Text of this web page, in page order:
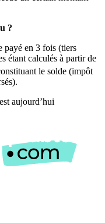
?
payé en 3 fois (tiers
étant calculés à partir de
le solde (impôt
aujourd’hui